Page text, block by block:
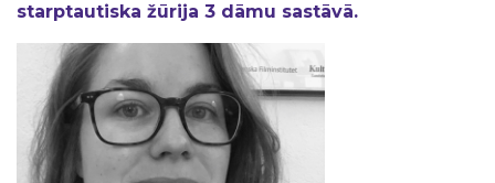
starptautiska žūrija 3 dāmu sastāvā.